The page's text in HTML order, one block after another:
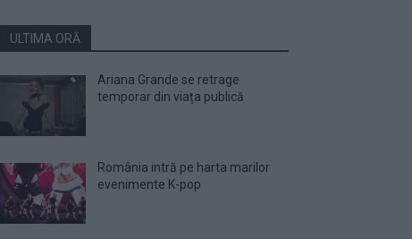
ULTIMA ORĂ
Ariana Grande se retrage
temporar din viața publică
România intră pe harta marilor
evenimente K-pop